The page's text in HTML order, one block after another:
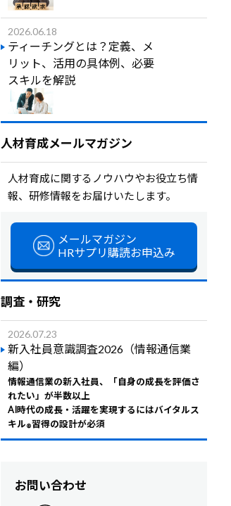
2026.06.18
ティーチングとは？定義、メ
リット、活用の具体例、必要
スキルを解説
人材育成メールマガジン
人材育成に関するノウハウやお役立ち情
報、研修情報をお届けいたします。
メールマガジン
HRサプリ購読お申込み
調査・研究
2026.07.23
新入社員意識調査2026（情報通信業
編）
情報通信業の新入社員、「自身の成長を評価さ
れたい」が半数以上
AI時代の成長・活躍を実現するにはバイタルス
キル®習得の設計が必須
お問い合わせ